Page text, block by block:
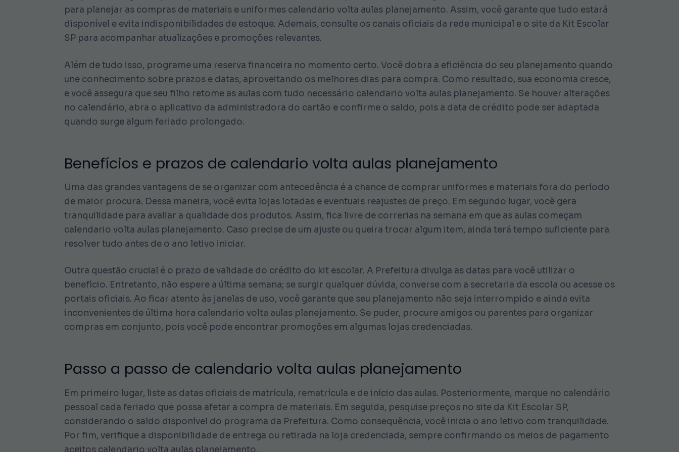
para planejar as compras de materiais e uniformes calendario volta aulas planejamento. Assim, você garante que tudo estará
disponível e evita indisponibilidades de estoque. Ademais, consulte os canais oficiais da rede municipal e o site da Kit Escolar
SP para acompanhar atualizações e promoções relevantes.
Além de tudo isso, programe uma reserva financeira no momento certo. Você dobra a eficiência do seu planejamento quando
une conhecimento sobre prazos e datas, aproveitando os melhores dias para compra. Como resultado, sua economia cresce,
e você assegura que seu filho retome as aulas com tudo necessário calendario volta aulas planejamento. Se houver alterações
no calendário, abra o aplicativo da administradora do cartão e confirme o saldo, pois a data de crédito pode ser adaptada
quando surge algum feriado prolongado.
Benefícios e prazos de calendario volta aulas planejamento
Uma das grandes vantagens de se organizar com antecedência é a chance de comprar uniformes e materiais fora do período
de maior procura. Dessa maneira, você evita lojas lotadas e eventuais reajustes de preço. Em segundo lugar, você gera
tranquilidade para avaliar a qualidade dos produtos. Assim, fica livre de correrias na semana em que as aulas começam
calendario volta aulas planejamento. Caso precise de um ajuste ou queira trocar algum item, ainda terá tempo suficiente para
resolver tudo antes de o ano letivo iniciar.
Outra questão crucial é o prazo de validade do crédito do kit escolar. A Prefeitura divulga as datas para você utilizar o
benefício. Entretanto, não espere a última semana; se surgir qualquer dúvida, converse com a secretaria da escola ou acesse os
portais oficiais. Ao ficar atento às janelas de uso, você garante que seu planejamento não seja interrompido e ainda evita
inconvenientes de última hora calendario volta aulas planejamento. Se puder, procure amigos ou parentes para organizar
compras em conjunto, pois você pode encontrar promoções em algumas lojas credenciadas.
Passo a passo de calendario volta aulas planejamento
Em primeiro lugar, liste as datas oficiais de matrícula, rematrícula e de início das aulas. Posteriormente, marque no calendário
pessoal cada feriado que possa afetar a compra de materiais. Em seguida, pesquise preços no site da Kit Escolar SP,
considerando o saldo disponível do programa da Prefeitura. Como consequência, você inicia o ano letivo com tranquilidade.
Por fim, verifique a disponibilidade de entrega ou retirada na loja credenciada, sempre confirmando os meios de pagamento
aceitos calendario volta aulas planejamento.